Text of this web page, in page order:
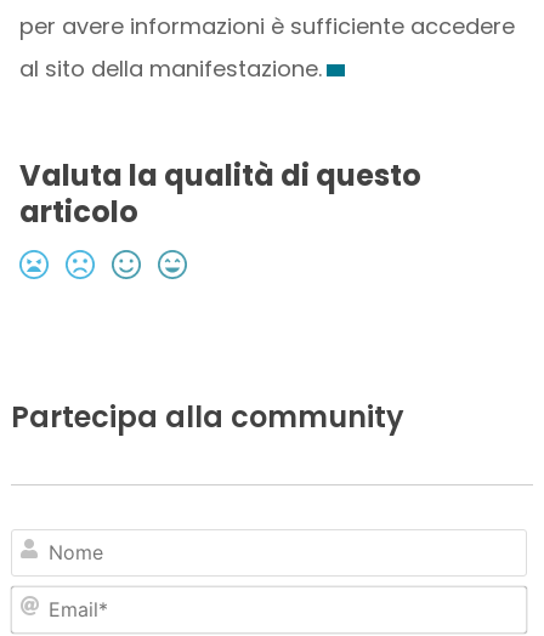
per avere informazioni è sufficiente accedere
al sito della manifestazione.
Valuta la qualità di questo
articolo
Partecipa alla community